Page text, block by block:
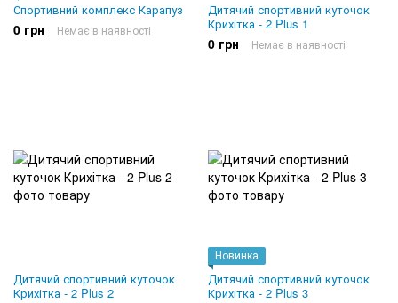
Спортивний комплекс Карапуз
0 грн Немає в наявності
Дитячий спортивний куточок
Крихітка - 2 Plus 1
0 грн Немає в наявності
Дитячий спортивний куточок
Крихітка - 2 Plus 2
Новинка
Дитячий спортивний куточок
Крихітка - 2 Plus 3